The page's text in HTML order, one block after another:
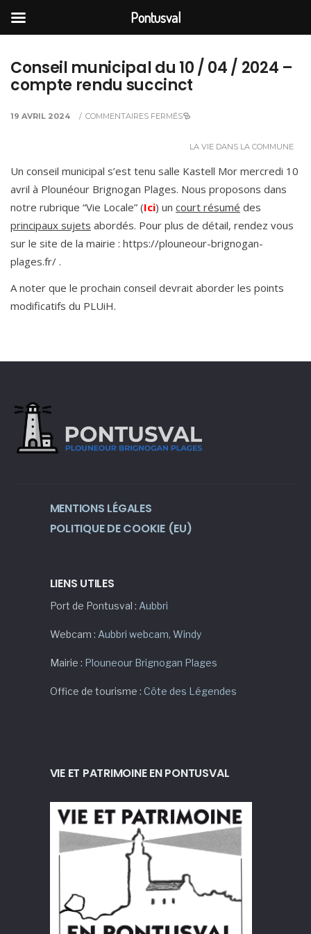
Conseil municipal du 10 / 04 / 2024 –
compte rendu succinct
19 AVRIL 2024 / COMMENTAIRES FERMÉS
LA VIE DANS LA COMMUNE
Un conseil municipal s’est tenu salle Kastell Mor mercredi 10
avril à Plounéour Brignogan Plages. Nous proposons dans
notre rubrique “Vie Locale” (Ici) un court résumé des
principaux sujets abordés. Pour plus de détail, rendez vous
sur le site de la mairie : https://plouneour-brignogan-
plages.fr/ .
A noter que le prochain conseil devrait aborder les points
modificatifs du PLUiH.
MENTIONS LÉGALES
POLITIQUE DE COOKIE (EU)
LIENS UTILES
Port de Pontusval : Aubbri
Webcam : Aubbri webcam, Windy
Mairie : Plouneour Brignogan Plages
Office de tourisme : Côte des Légendes
VIE ET PATRIMOINE EN PONTUSVAL
Pontusval